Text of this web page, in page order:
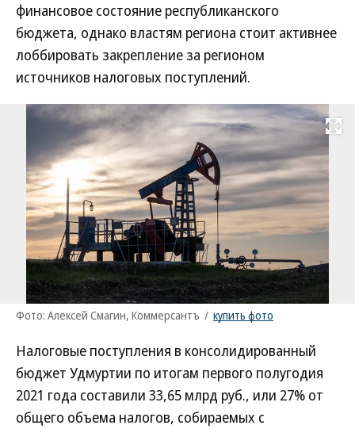
финансовое состояние республиканского
бюджета, однако властям региона стоит активнее
лоббировать закрепление за регионом
источников налоговых поступлений.
Развернуть
Фото: Алексей Смагин, Коммерсантъ / купить фото
Налоговые поступления в консолидированный
бюджет Удмуртии по итогам первого полугодия
2021 года составили 33,65 млрд руб., или 27% от
общего объема налогов, собираемых с